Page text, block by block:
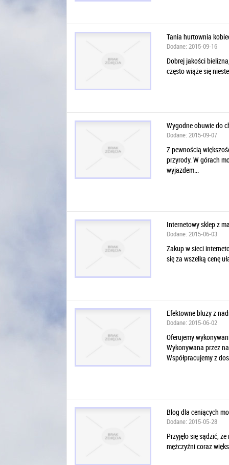
Tania hurtownia
Dodane: 2015-09-16
Dobrej jakości
często wiąże się
Wygodne obuwie do
Dodane: 2015-09-07
Z pewnością
przyrody. W górach
wyjazdem...
Internetowy sklep z
Dodane: 2015-06-03
Zakup w sieci
się za wszelką cenę
Efektowne bluzy z
Dodane: 2015-06-02
Oferujemy
Wykonywana przez
Współpracujemy z
Blog dla ceniących
Dodane: 2015-05-28
Przyjęło się sądzić,
mężczyźni coraz